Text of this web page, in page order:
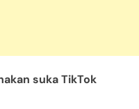
suka TikTok